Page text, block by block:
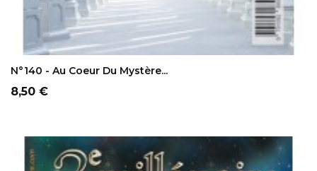
AJOUTER AU PANIER
N°140 - Au Coeur Du Mystère...
Prix
8,50 €